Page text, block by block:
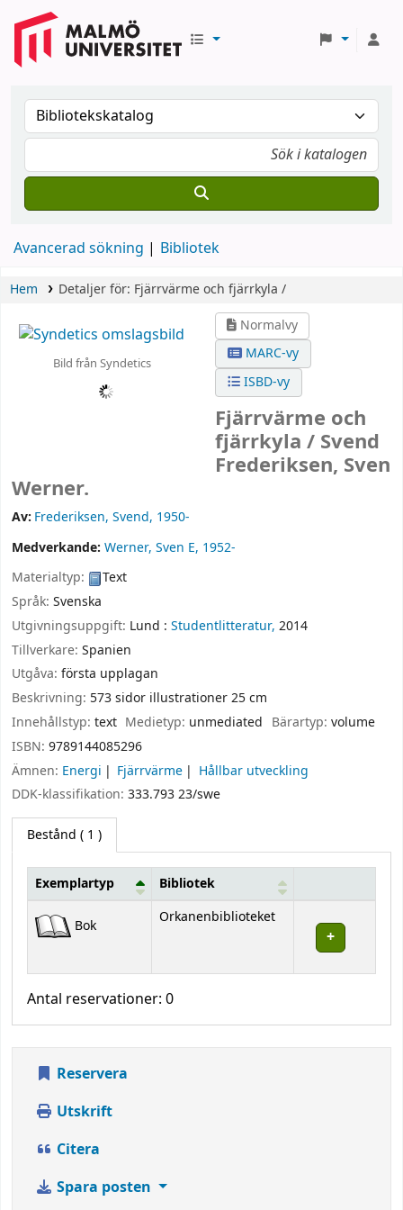
Avancerad sökning Bibliotek
Hem Detaljer för: Fjärrvärme och fjärrkyla /
Bild från Syndetics
Normalvy
MARC-vy
ISBD-vy
Fjärrvärme och
fjärrkyla / Svend
Frederiksen, Sven
Werner.
Av: Frederiksen, Svend, 1950-
Medverkande: Werner, Sven E, 1952-
Materialtyp:
Text
Språk: Svenska
Utgivningsuppgift: Lund : Studentlitteratur, 2014
Tillverkare: Spanien
Utgåva: första upplagan
Beskrivning: 573 sidor illustrationer 25 cm
Innehållstyp: text Medietyp: unmediated Bärartyp: volume
ISBN: 9789144085296
Ämnen: Energi Fjärrvärme
Hållbar utveckling
DDK-klassifikation: 333.793 23/swe
Bestånd ( 1 )
Bestånd
Exemplartyp Bibliotek
Bok Orkanenbiblioteket
Antal reservationer: 0
Reservera
Utskrift
Citera
Spara posten